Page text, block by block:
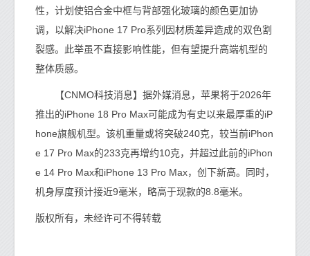
性，计划使铝合金中框与背部强化玻璃的颜色更加协
调，以解决iPhone 17 Pro系列因材质差异造成的双色割
裂感。此举虽不直接影响性能，但有望提升高端机型的
整体质感。
【CNMO科技消息】据外媒消息，苹果将于2026年
推出的iPhone 18 Pro Max可能成为有史以来最厚重的iP
hone旗舰机型。该机重量或将突破240克，较当前iPhon
e 17 Pro Max的233克再增约10克，并超过此前的iPhon
e 14 Pro Max和iPhone 13 Pro Max，创下新高。同时，
机身厚度预计接近9毫米，略高于现款的8.8毫米。
版权所有，未经许可不得转载